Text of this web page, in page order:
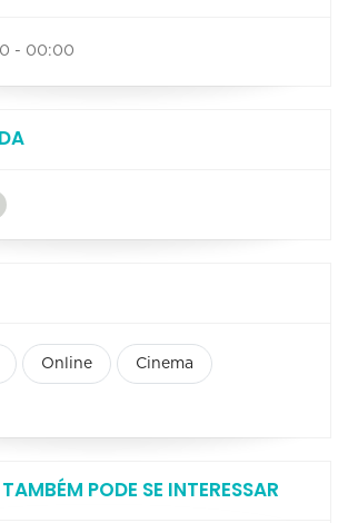
- 00:00
Online Cinema
PODE SE INTERESSAR